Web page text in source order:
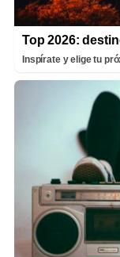
Top 2026:
Inspírate y elige tu